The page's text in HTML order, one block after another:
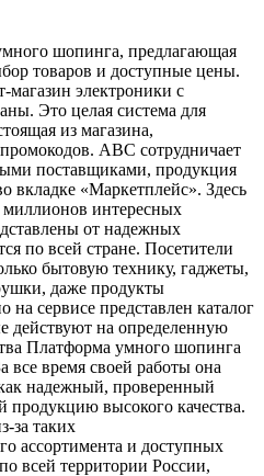
шопинга, предлагающая
товаров и доступные цены.
магазин электроники с
Это целая система для
из магазина,
ABC сотрудничает
поставщиками, продукция
вкладке «Маркетплейс». Здесь
интересных
от надежных
по всей стране. Посетители
бытовую технику, гаджеты,
даже продукты
на сервисе представлен каталог
действуют на определенную
Платформа умного шопинга
все время своей работы она
надежный, проверенный
продукцию высокого качества.
за таких
ассортимента и доступных
всей территории России,